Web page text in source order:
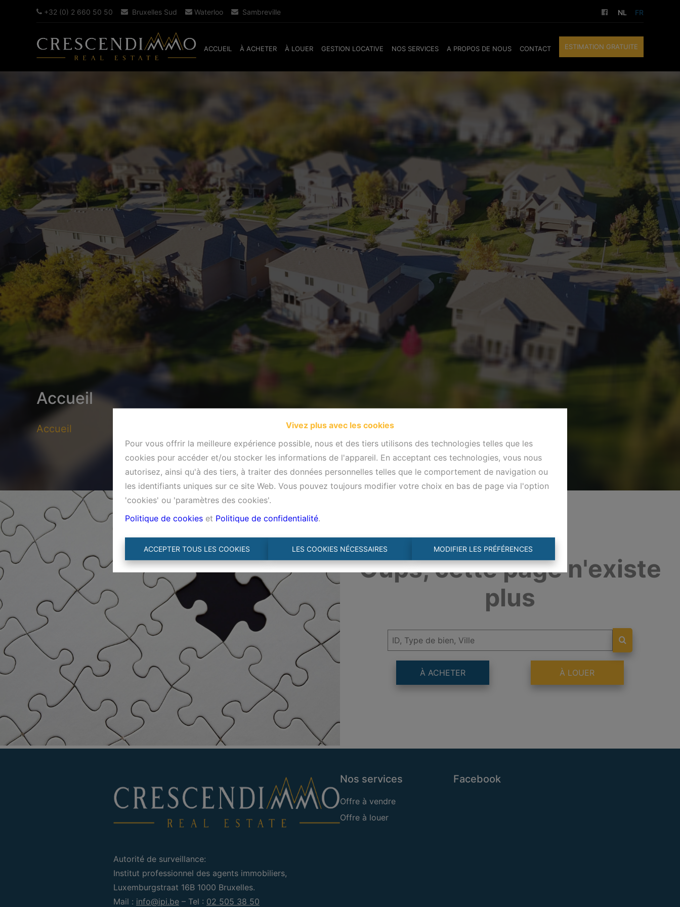
Vivez plus avec les cookies
Pour vous offrir la meilleure expérience possible, nous et des tiers utilisons des technologies telles que les
cookies pour accéder et/ou stocker les informations de l'appareil. En acceptant ces technologies, vous nous
autorisez, ainsi qu'à des tiers, à traiter des données personnelles telles que le comportement de navigation ou
les identifiants uniques sur ce site Web. Vous pouvez toujours modifier votre choix en bas de page via l'option
'cookies' ou 'paramètres des cookies'.
Politique de cookies et Politique de confidentialité.
ACCEPTER TOUS LES COOKIES LES COOKIES NÉCESSAIRES MODIFIER LES PRÉFÉRENCES
+32 (0) 2 660 50 50 Bruxelles Sud Waterloo Sambreville NL FR
ACCUEIL À ACHETER À LOUER GESTION LOCATIVE NOS SERVICES A PROPOS DE NOUS CONTACT ESTIMATION GRATUITE
Accueil
Accueil
Oups, cette page n'existe
plus
À ACHETER À LOUER
Autorité de surveillance:
Institut professionnel des agents immobiliers,
Luxemburgstraat 16B 1000 Bruxelles.
Mail : info@ipi.be – Tel : 02 505 38 50
Nos services
Offre à vendre
Offre à louer
Facebook